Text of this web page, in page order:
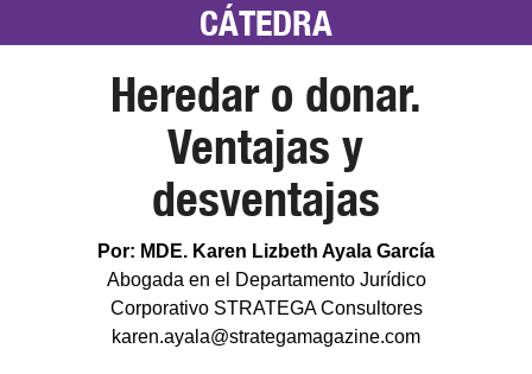
CÁTEDRA
Heredar o donar.
Ventajas y
desventajas
Por: MDE. Karen Lizbeth Ayala García
Abogada en el Departamento Jurídico
Corporativo STRATEGA Consultores
karen.ayala@strategamagazine.com